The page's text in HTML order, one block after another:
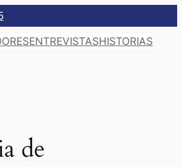
ENTREVISTASHISTORIAS
de